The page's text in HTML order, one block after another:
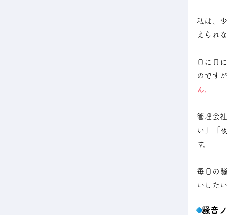
私は、
えられ
日に日
のです
ん。
管理会
い」「
す。
毎日の
いした
騒音